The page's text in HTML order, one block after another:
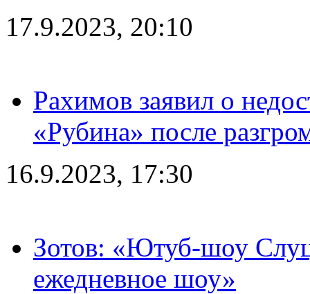
17.9.2023, 20:10
Рахимов заявил о
«Рубина» после
16.9.2023, 17:30
Зотов: «Ютуб-шоу
ежедневное шоу»